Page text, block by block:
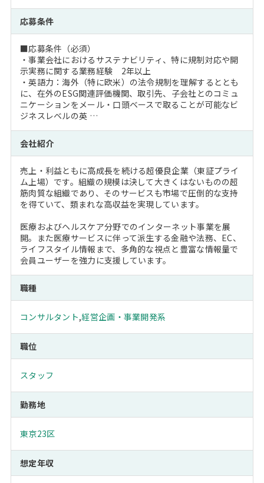
応募条件
■応募条件（必須）
・事業会社におけるサステナビリティ、特に規制対応や開
示実務に関する業務経験 2年以上
・英語力：海外（特に欧米）の法令規制を理解するととも
に、在外のESG関連評価機関、取引先、子会社とのコミュ
ニケーションをメール・口頭ベースで取ることが可能なビ
ジネスレベルの英 …
会社紹介
売上・利益ともに高成長を続ける超優良企業（東証プライ
ム上場）です。組織の規模は決して大きくはないものの超
筋肉質な組織であり、そのサービスも市場で圧倒的な支持
を得ていて、類まれな高収益を実現しています。
医療およびヘルスケア分野でのインターネット事業を展
開。また医療サービスに伴って派生する金融や法務、EC、
ライフスタイル情報まで、多角的な視点と豊富な情報量で
会員ユーザーを強力に支援しています。
職種
コンサルタント,経営企画・事業開発系
職位
スタッフ
勤務地
東京23区
想定年収